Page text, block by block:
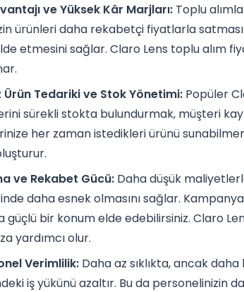
ve Yüksek Kâr Marjları: Toplu
ürünleri daha rekabetçi fiyatlarla
etmesini sağlar. Claro Lens toplu alım
Ürün Tedariki ve Stok Yönetimi: Popüler
sürekli stokta bulundurmak, müşteri
her zaman istedikleri ürünü
ve Rekabet Gücü: Daha düşük
daha esnek olmasını sağlar.
güçlü bir konum elde edebilirsiniz. Claro
yardımcı olur.
Verimlilik: Daha az sıklıkta, ancak
iş yükünü azaltır. Bu da personelinizin